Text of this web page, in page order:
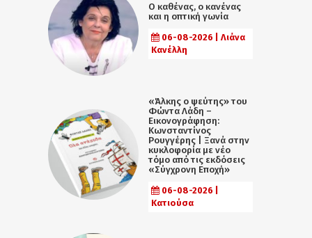
Ο καθένας, ο κανένας
και η οπτική γωνία
06-08-2026 | Λιάνα
Κανέλλη
«Άλκης ο ψεύτης» του
Φώντα Λάδη –
Εικονογράφηση:
Κωνσταντίνος
Ρουγγέρης | Ξανά στην
κυκλοφορία με νέο
τόμο από τις εκδόσεις
«Σύγχρονη Εποχή»
06-08-2026 |
Κατιούσα